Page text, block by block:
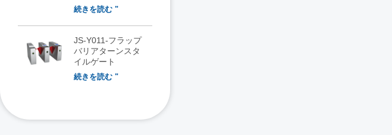
続きを読む "
JS-Y011-フラップ
バリアターンスタ
イルゲート
続きを読む "